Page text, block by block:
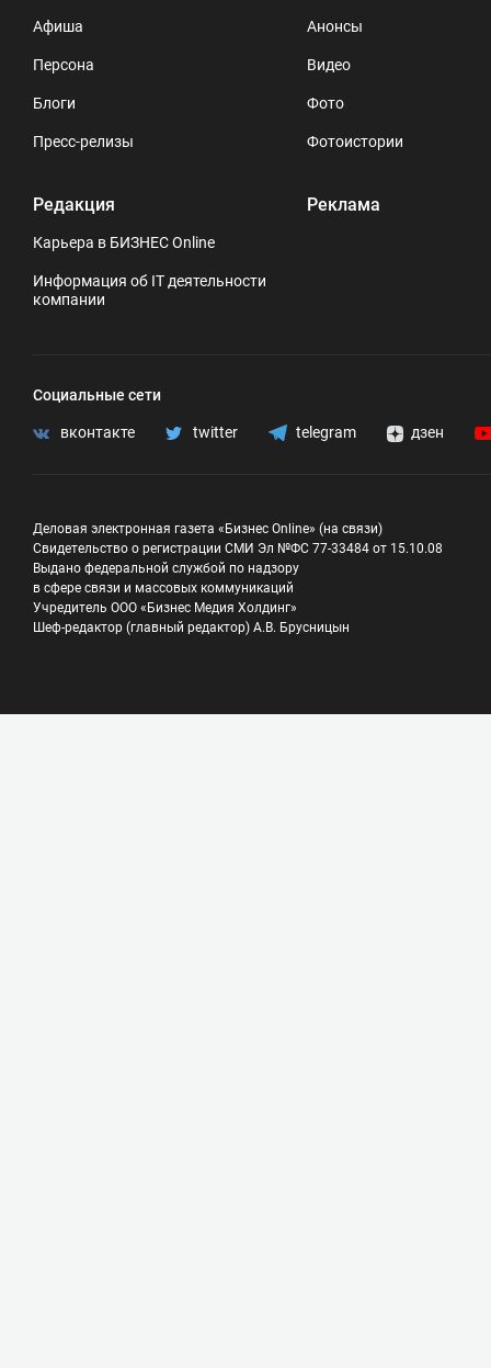
Афиша
Персона
Блоги
Пресс-релизы
Редакция
Карьера в БИЗНЕС Online
Информация об IT деятельности
компании
Анонсы
Видео
Фото
Фотоистории
Реклама
Социальные сети
вконтакте twitter telegram дзен
Деловая электронная газета «Бизнес Online» (на связи)
Свидетельство о регистрации СМИ Эл №ФС 77-33484 от 15.10.08
Выдано федеральной службой по надзору
в сфере связи и массовых коммуникаций
Учредитель ООО «Бизнес Медия Холдинг»
Шеф-редактор (главный редактор) А.В. Брусницын